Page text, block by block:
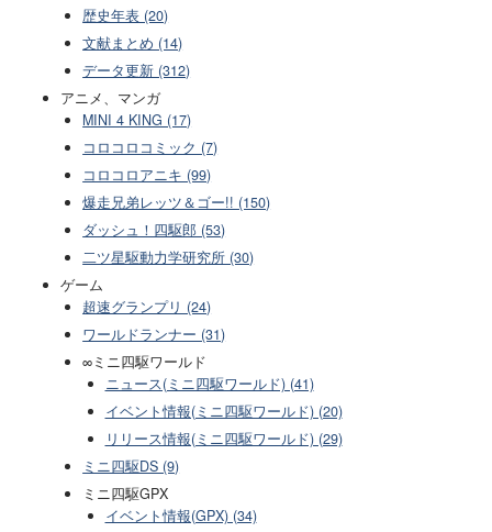
歴史年表 (20)
文献まとめ (14)
データ更新 (312)
アニメ、マンガ
MINI 4 KING (17)
コロコロコミック (7)
コロコロアニキ (99)
爆走兄弟レッツ＆ゴー!! (150)
ダッシュ！四駆郎 (53)
二ツ星駆動力学研究所 (30)
ゲーム
超速グランプリ (24)
ワールドランナー (31)
∞ミニ四駆ワールド
ニュース(ミニ四駆ワールド) (41)
イベント情報(ミニ四駆ワールド) (20)
リリース情報(ミニ四駆ワールド) (29)
ミニ四駆DS (9)
ミニ四駆GPX
イベント情報(GPX) (34)